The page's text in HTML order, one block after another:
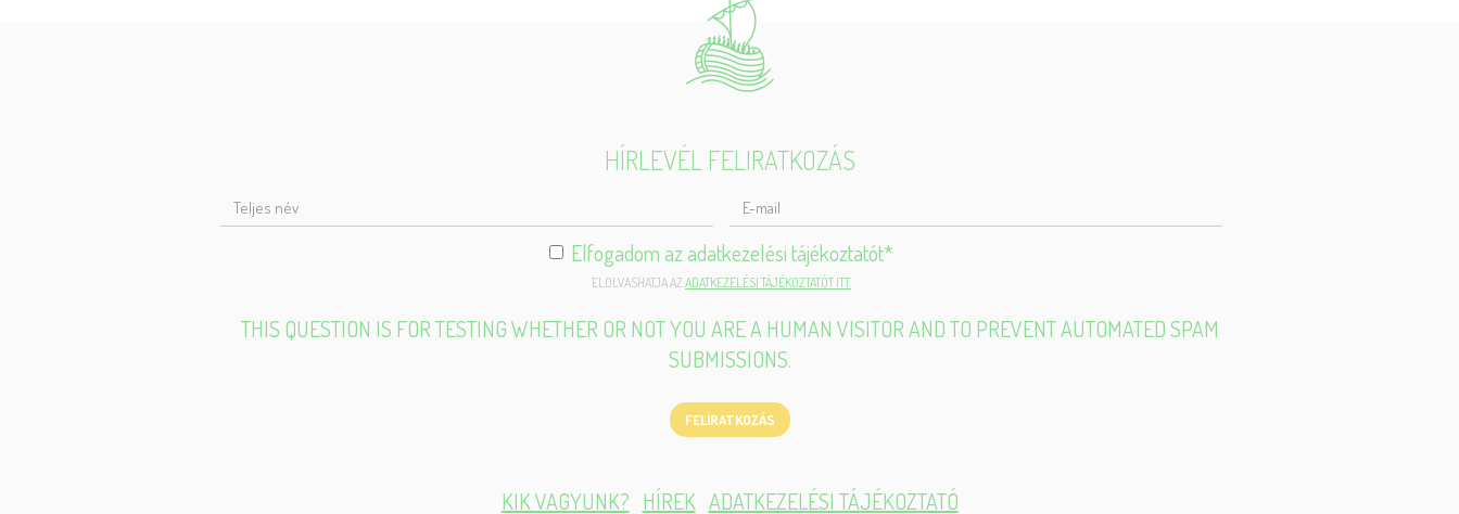
HÍRLEVÉL FELIRATKOZÁS
NÉV
MAIL
Elfogadom az adatkezelési tájékoztatót*
ELOLVASHATJA AZ ADATKEZELÉSI TÁJÉKOZTATÓT ITT.
THIS QUESTION IS FOR TESTING WHETHER OR NOT YOU ARE A HUMAN VISITOR AND TO PREVENT AUTOMATED SPAM
SUBMISSIONS.
FELIRATKOZÁS
KIK VAGYUNK? HÍREK ADATKEZELÉSI TÁJÉKOZTATÓ